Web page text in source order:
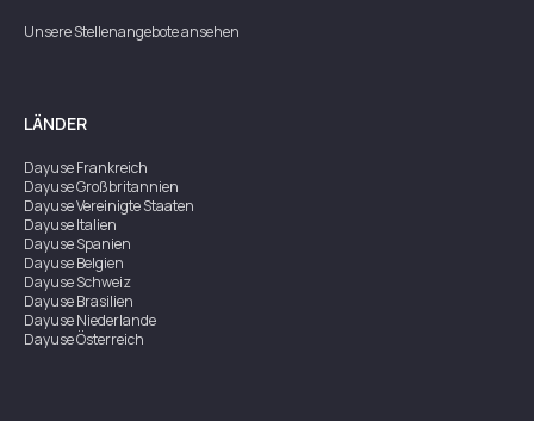
Unsere Stellenangebote ansehen
LÄNDER
DayuseFrankreich
DayuseGroßbritannien
DayuseVereinigte Staaten
DayuseItalien
DayuseSpanien
DayuseBelgien
DayuseSchweiz
DayuseBrasilien
DayuseNiederlande
DayuseÖsterreich